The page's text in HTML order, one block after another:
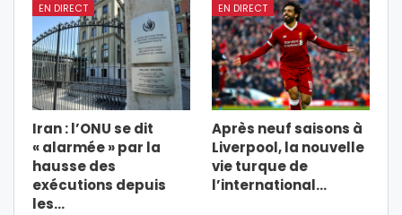
EN DIRECT
Iran : l’ONU se dit
« alarmée » par la
hausse des
exécutions depuis
les…
EN DIRECT
Après neuf saisons à
Liverpool, la nouvelle
vie turque de
l’international…